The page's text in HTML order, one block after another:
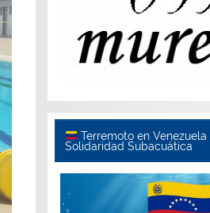
Terremoto en Venezuela
Solidaridad Subacuática